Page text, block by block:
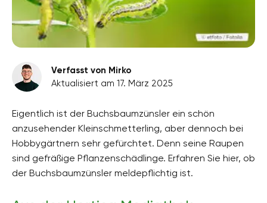
Verfasst von Mirko
Aktualisiert am 17. März 2025
Eigentlich ist der Buchsbaumzünsler ein schön
anzusehender Kleinschmetterling, aber dennoch bei
Hobbygärtnern sehr gefürchtet. Denn seine Raupen
sind gefräßige Pflanzenschädlinge. Erfahren Sie hier, ob
der Buchsbaumzünsler meldepflichtig ist.